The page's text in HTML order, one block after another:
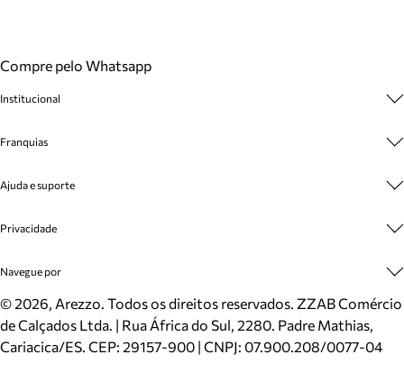
Compre pelo Whatsapp
Institucional
Cashback
Venda Corporativa
Mapa do Site
Inverno
Mundo Arezzo
Franquias
Plano de Negócio
Ajuda e suporte
Cadastro
Meus Pedidos
Trocas e Devoluções
Cartão Presente
Localizador de lojas
Privacidade
Politica e Privacidade
Navegue por
Sapatos
Bolsas
Scarpins
©2026, Arezzo. Todos os direitos reservados. ZZAB Comércio
de Calçados Ltda. | Rua África do Sul, 2280. Padre Mathias,
Cariacica/ES. CEP: 29157-900 | CNPJ: 07.900.208/0077-04